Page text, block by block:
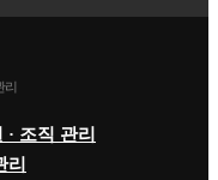
리
· 조직 관리
리